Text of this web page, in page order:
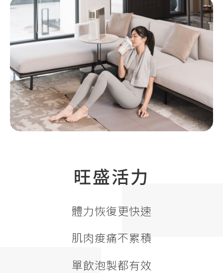
旺盛活力
體力恢復更快速
肌肉痠痛不累積
單飲泡製都有效